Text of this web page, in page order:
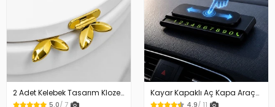
2 Adet Kelebek Tasarım Klozet
Kaldırma Aparatı Gold Renk
5.0/ 7
Kayar Kapaklı Aç Kapa Araç
Torpido Üstü Fosforlu
4.9/ 11